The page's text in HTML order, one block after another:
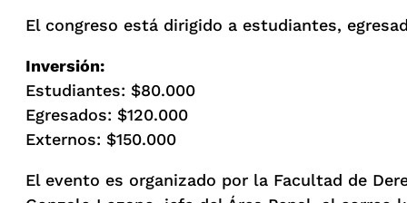
El congreso está dirigido a estudiantes,
Inversión:
Estudiantes: $80.000
Egresados: $120.000
Externos: $150.000
El evento es organizado por la Facultad de